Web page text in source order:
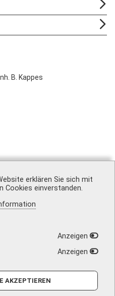
erklären Sie sich mit
Cookies einverstanden.
Anzeigen
Anzeigen
AKZEPTIEREN
B. Kappes
| Datenschutz
Versandkosten